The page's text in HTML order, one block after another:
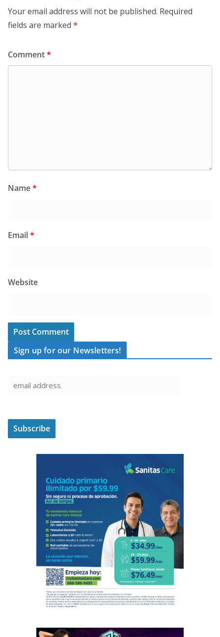
Your email address will not be published. Required
fields are marked *
Comment*
Name*
Email*
Website
Sign up for our Newsletters!